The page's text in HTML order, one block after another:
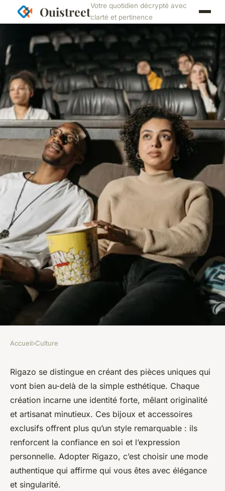
OuistreetVotre quotidien décrypté avec
clarté et pertinence
Rigazo : des pièces uniques
pour une confiance affirmée
Gaspard•10 octobre 2025•5 min de lecture
Accueil›Culture
Rigazo se distingue en créant des pièces uniques qui
vont bien au-delà de la simple esthétique. Chaque
création incarne une identité forte, mêlant originalité
et artisanat minutieux. Ces bijoux et accessoires
exclusifs offrent plus qu’un style remarquable : ils
renforcent la confiance en soi et l’expression
personnelle. Adopter Rigazo, c’est choisir une mode
authentique qui affirme qui vous êtes avec élégance
et singularité.